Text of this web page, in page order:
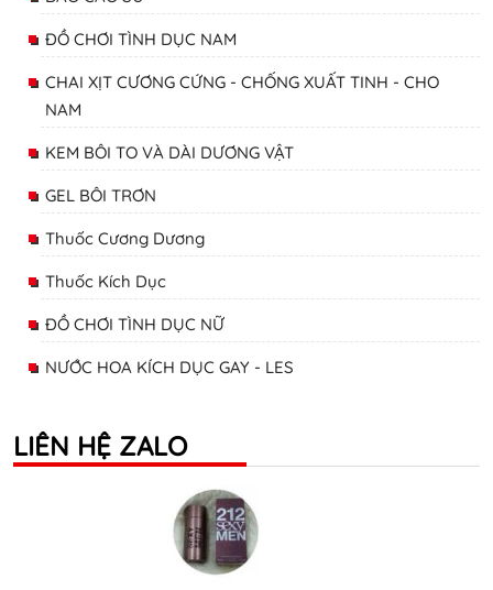
ĐỒ CHƠI TÌNH DỤC NAM
CHAI XỊT CƯƠNG CỨNG - CHỐNG XUẤT TINH - CHO
NAM
KEM BÔI TO VÀ DÀI DƯƠNG VẬT
GEL BÔI TRƠN
Thuốc Cương Dương
Thuốc Kích Dục
ĐỒ CHƠI TÌNH DỤC NỮ
NƯỚC HOA KÍCH DỤC GAY - LES
LIÊN HỆ ZALO